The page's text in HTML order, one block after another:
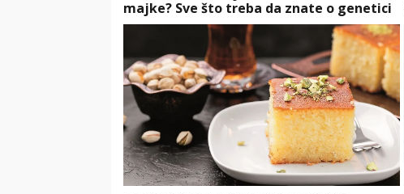
majke? Sve što treba da znate o genetici